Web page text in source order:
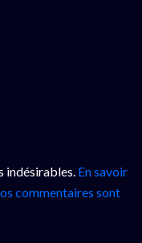
indésirables. En savoir
commentaires sont